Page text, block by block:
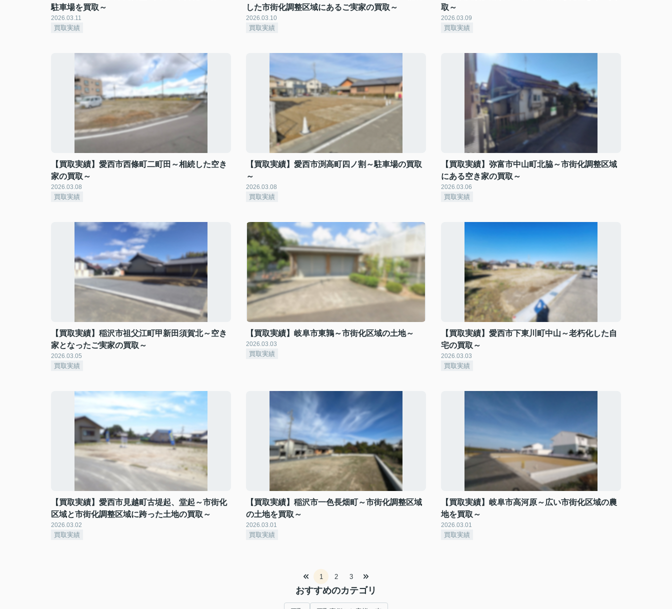
駐車場を買取～
2026.03.11
買取実績
した市街化調整区域にあるご実家の買取～
2026.03.10
買取実績
取～
2026.03.09
買取実績
【買取実績】愛西市西條町二町田～相続した空き
家の買取～
2026.03.08
買取実績
【買取実績】愛西市渕高町四ノ割～駐車場の買取
～
2026.03.08
買取実績
【買取実績】弥富市中山町北脇～市街化調整区域
にある空き家の買取～
2026.03.06
買取実績
【買取実績】稲沢市祖父江町甲新田須賀北～空き
家となったご実家の買取～
2026.03.05
買取実績
【買取実績】岐阜市東鶉～市街化区域の土地～
2026.03.03
買取実績
【買取実績】愛西市下東川町中山～老朽化した自
宅の買取～
2026.03.03
買取実績
【買取実績】愛西市見越町古堤起、堂起～市街化
区域と市街化調整区域に跨った土地の買取～
2026.03.02
買取実績
【買取実績】稲沢市一色長畑町～市街化調整区域
の土地を買取～
2026.03.01
買取実績
【買取実績】岐阜市高河原～広い市街化区域の農
地を買取～
2026.03.01
買取実績
1 2 3
おすすめのカテゴリ